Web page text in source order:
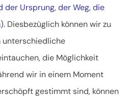
der Ursprung, der Weg, die
). Diesbezüglich können wir zu
unterschiedliche
die Möglichkeit
wir in einem Moment
gestimmt sind, können